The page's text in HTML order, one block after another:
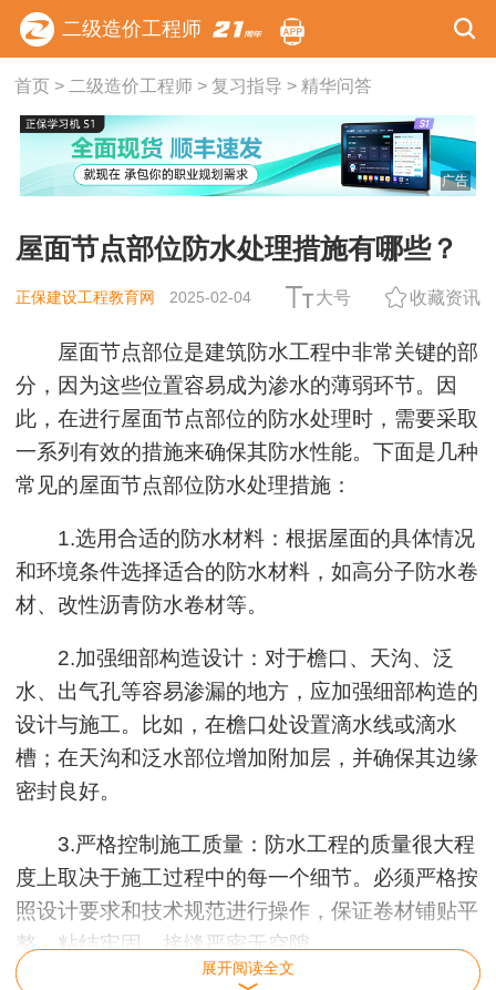
二级造价工程师
首页> 二级造价工程师> 复习指导 > 精华问答
广告
屋面节点部位防水处理措施有哪些？
正保建设工程教育网 2025-02-04 大号 收藏资讯
屋面节点部位是建筑防水工程中非常关键的部
分，因为这些位置容易成为渗水的薄弱环节。因
此，在进行屋面节点部位的防水处理时，需要采取
一系列有效的措施来确保其防水性能。下面是几种
常见的屋面节点部位防水处理措施：
1.选用合适的防水材料：根据屋面的具体情况
和环境条件选择适合的防水材料，如高分子防水卷
材、改性沥青防水卷材等。
2.加强细部构造设计：对于檐口、天沟、泛
水、出气孔等容易渗漏的地方，应加强细部构造的
设计与施工。比如，在檐口处设置滴水线或滴水
槽；在天沟和泛水部位增加附加层，并确保其边缘
密封良好。
3.严格控制施工质量：防水工程的质量很大程
度上取决于施工过程中的每一个细节。必须严格按
照设计要求和技术规范进行操作，保证卷材铺贴平
整、粘结牢固，接缝严密无空隙。
展开阅读全文